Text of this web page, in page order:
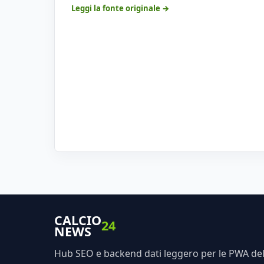
Leggi la fonte originale →
CALCIO
NEWS 24
Hub SEO e backend dati leggero per le PWA